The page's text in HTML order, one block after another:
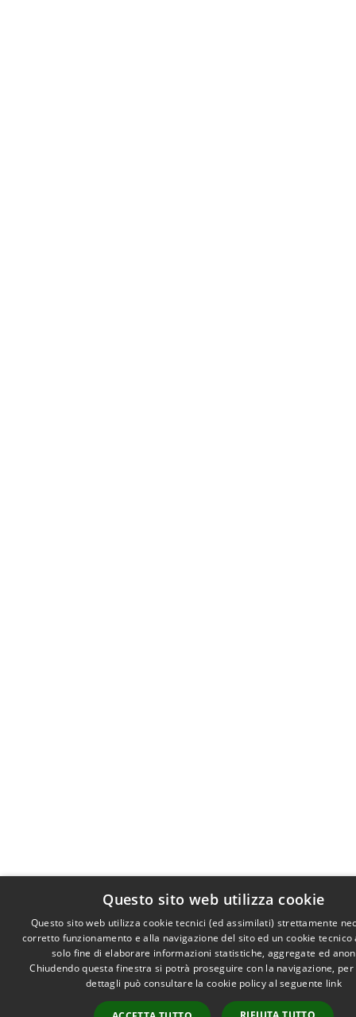
Questo sito web utilizza cookie
Questo sito web utilizza cookie tecnici (ed assimilati) strettamente
corretto funzionamento e alla navigazione del sito ed un cookie tecnico
solo fine di elaborare informazioni statistiche, aggregate ed
Chiudendo questa finestra si potrà proseguire con la navigazione,
dettagli può consultare la cookie policy al seguente link